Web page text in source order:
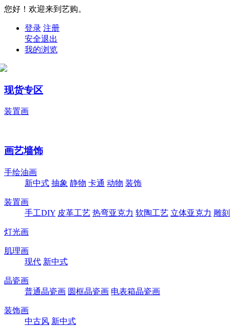
您好！欢迎来到艺购。
登录 注册
安全退出
我的浏览
现货专区
装置画
画艺墙饰
手绘油画
新中式 抽象 静物 卡通 动物 装饰
装置画
手工DIY 皮革工艺 热弯亚克力 软陶工艺 立体亚克力 雕
灯光画
肌理画
现代 新中式
晶瓷画
普通晶瓷画 圆框晶瓷画 电表箱晶瓷画
装饰画
中古风 新中式